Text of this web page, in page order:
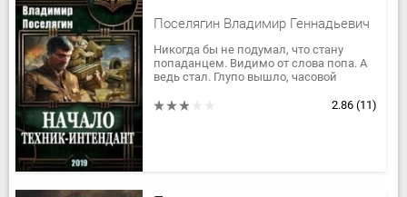
Поселягин Владимир Геннадьевич
Никогда бы не подумал, что стану
попаданцем. Видимо от слова попа. А
ведь стал. Глупо вышло, часовой
Привратник на Перекрёстке. Тут на...
2.86 (11)